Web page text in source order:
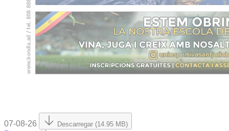
07-08-26 Descarregar (14.95 MB)